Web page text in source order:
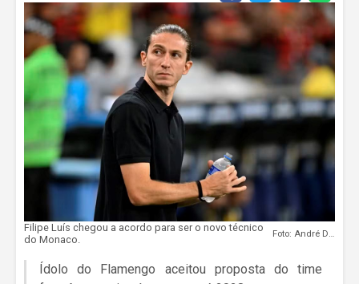
Filipe Luís chegou a acordo para ser o novo técnico
do Monaco.
Foto: André Durão
Ídolo do Flamengo aceitou proposta do time